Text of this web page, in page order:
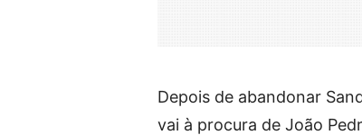
Depois de abandonar
vai à procura de João